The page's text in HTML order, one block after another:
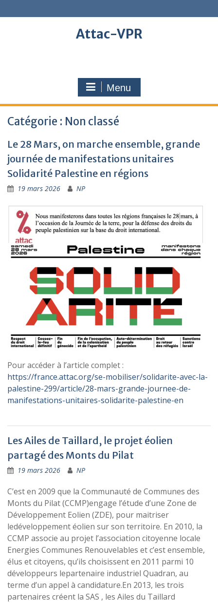
to
Attac-VPR
Menu
Catégorie : Non classé
Le 28 Mars, on marche ensemble, grande
journée de manifestations unitaires
Solidarité Palestine en régions
19 mars 2026 NP
Pour accéder à l’article complet :
https://france.attac.org/se-mobiliser/solidarite-avec-la-
palestine-299/article/28-mars-grande-journee-de-
manifestations-unitaires-solidarite-palestine-en
Les Ailes de Taillard, le projet éolien
partagé des Monts du Pilat
19 mars 2026 NP
C’est en 2009 que la Communauté de Communes des
Monts du Pilat (CCMP)engage l’étude d’une Zone de
Développement Eolien (ZDE), pour maitriser
ledéveloppement éolien sur son territoire. En 2010, la
CCMP associe au projet l’association citoyenne locale
Energies Communes Renouvelables et c’est ensemble,
élus et citoyens, qu’ils choisissent en 2011 parmi 10
développeurs lepartenaire industriel Quadran, au
terme d’un appel à candidature.En 2013, les trois
partenaires créent la SAS , les Ailes du Taillard